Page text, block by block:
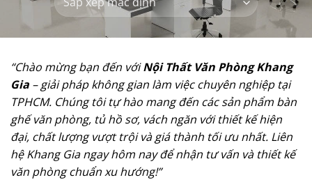
“Chào mừng bạn đến vớiNội Thất Văn Phòng Khang
Gia – giải pháp không gian làm việc chuyên nghiệp tại
TPHCM. Chúng tôi tự hào mang đến các sản phẩm bàn
ghế văn phòng, tủ hồ sơ, vách ngăn với thiết kế hiện
đại, chất lượng vượt trội và giá thành tối ưu nhất. Liên
hệ Khang Gia ngay hôm nay để nhận tư vấn và thiết kế
văn phòng chuẩn xu hướng!”